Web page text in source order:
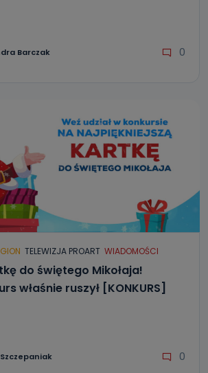
Barczak 0
TELEWIZJA PROART WIADOMOŚCI
do świętego Mikołaja!
właśnie ruszył [KONKURS]
0